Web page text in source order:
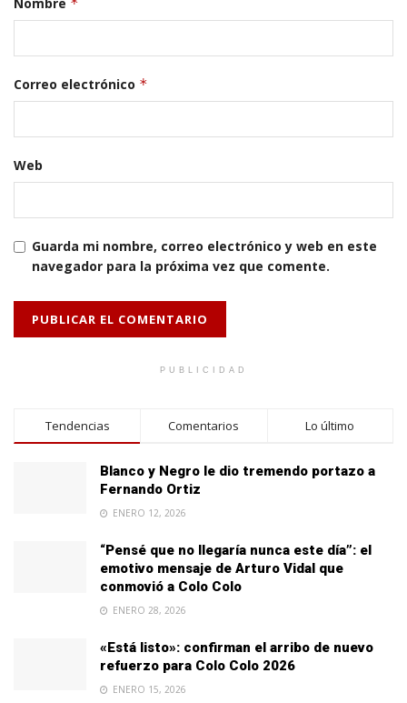
Correo electrónico *
Web
Guarda mi nombre, correo electrónico y web en este
navegador para la próxima vez que comente.
PUBLICIDAD
Tendencias Comentarios Lo último
Blanco y Negro le dio tremendo portazo a
Fernando Ortiz
ENERO 12, 2026
“Pensé que no llegaría nunca este día”: el
emotivo mensaje de Arturo Vidal que
conmovió a Colo Colo
ENERO 28, 2026
«Está listo»: confirman el arribo de nuevo
refuerzo para Colo Colo 2026
ENERO 15, 2026